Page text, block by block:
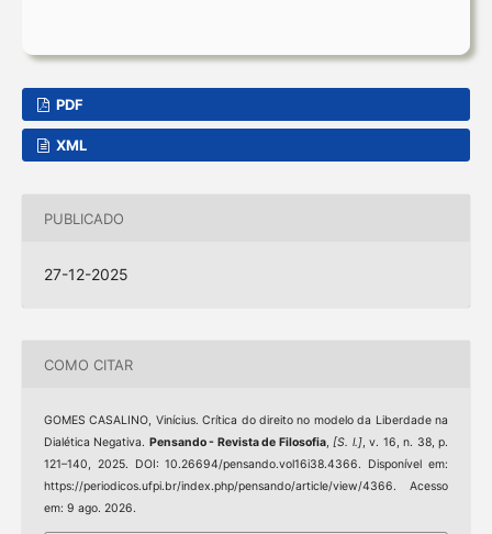
PDF
XML
PUBLICADO
27-12-2025
COMO CITAR
GOMES CASALINO, Vinícius. Crítica do direito no modelo da Liberdade na
Dialética Negativa. Pensando - Revista de Filosofia,[S. l.], v. 16, n. 38, p.
121–140, 2025. DOI: 10.26694/pensando.vol16i38.4366. Disponível em:
https://periodicos.ufpi.br/index.php/pensando/article/view/4366. Acesso
em: 9 ago. 2026.